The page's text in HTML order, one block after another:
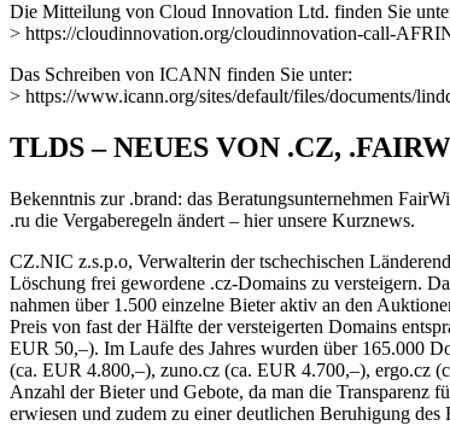
Die Mitteilung von Cloud Innovation Ltd. finden Sie
> https://cloudinnovation.org/cloudinnovation-call-
Das Schreiben von ICANN finden Sie unter:
> https://www.icann.org/sites/default/files/documents/
TLDS – NEUES VON .CZ,
Bekenntnis zur .brand: das Beratungsunternehmen
.ru die Vergaberegeln ändert – hier unsere Kurznews.
CZ.NIC z.s.p.o, Verwalterin der tschechischen
Löschung frei gewordene .cz-Domains zu versteigern.
nahmen über 1.500 einzelne Bieter aktiv an den
Preis von fast der Hälfte der versteigerten Domains
EUR 50,–). Im Laufe des Jahres wurden über 165.000
(ca. EUR 4.800,–), zuno.cz (ca. EUR 4.700,–), ergo.cz
Anzahl der Bieter und Gebote, da man die Transparenz
erwiesen und zudem zu einer deutlichen Beruhigung des